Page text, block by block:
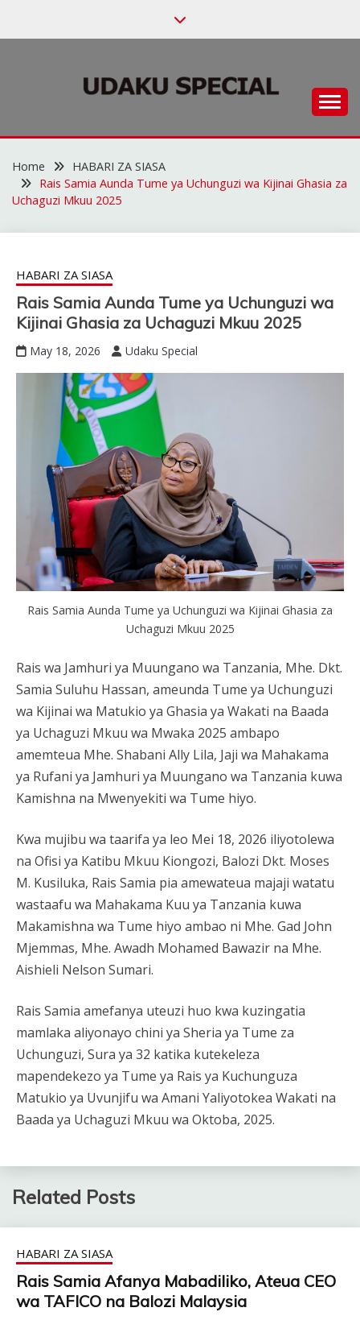
UDAKU SPECIAL
Home
HABARI ZA SIASA
Rais Samia Aunda Tume ya Uchunguzi wa Kijinai Ghasia za
Uchaguzi Mkuu 2025
HABARI ZA SIASA
Rais Samia Aunda Tume ya Uchunguzi wa
Kijinai Ghasia za Uchaguzi Mkuu 2025
May 18, 2026 Udaku Special
Rais Samia Aunda Tume ya Uchunguzi wa Kijinai Ghasia za
Uchaguzi Mkuu 2025
Rais wa Jamhuri ya Muungano wa Tanzania, Mhe. Dkt.
Samia Suluhu Hassan, ameunda Tume ya Uchunguzi
wa Kijinai wa Matukio ya Ghasia ya Wakati na Baada
ya Uchaguzi Mkuu wa Mwaka 2025 ambapo
amemteua Mhe. Shabani Ally Lila, Jaji wa Mahakama
ya Rufani ya Jamhuri ya Muungano wa Tanzania kuwa
Kamishna na Mwenyekiti wa Tume hiyo.
Kwa mujibu wa taarifa ya leo Mei 18, 2026 iliyotolewa
na Ofisi ya Katibu Mkuu Kiongozi, Balozi Dkt. Moses
M. Kusiluka, Rais Samia pia amewateua majaji watatu
wastaafu wa Mahakama Kuu ya Tanzania kuwa
Makamishna wa Tume hiyo ambao ni Mhe. Gad John
Mjemmas, Mhe. Awadh Mohamed Bawazir na Mhe.
Aishieli Nelson Sumari.
Rais Samia amefanya uteuzi huo kwa kuzingatia
mamlaka aliyonayo chini ya Sheria ya Tume za
Uchunguzi, Sura ya 32 katika kutekeleza
mapendekezo ya Tume ya Rais ya Kuchunguza
Matukio ya Uvunjifu wa Amani Yaliyotokea Wakati na
Baada ya Uchaguzi Mkuu wa Oktoba, 2025.
Related Posts
HABARI ZA SIASA
Rais Samia Afanya Mabadiliko, Ateua CEO
wa TAFICO na Balozi Malaysia